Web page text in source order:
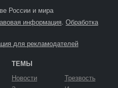
России и мира
информация. Обработка
для рекламодателей
ТЕМЫ
Новости
Трезвость